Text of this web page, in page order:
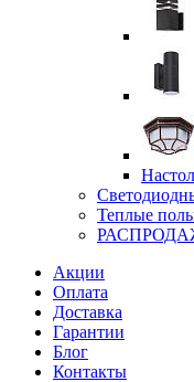
Теплые
Акции
Оплата
Доставка
Гарантии
Блог
Контакты